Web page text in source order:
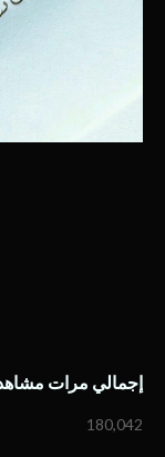
إجمالي مرات
180,042